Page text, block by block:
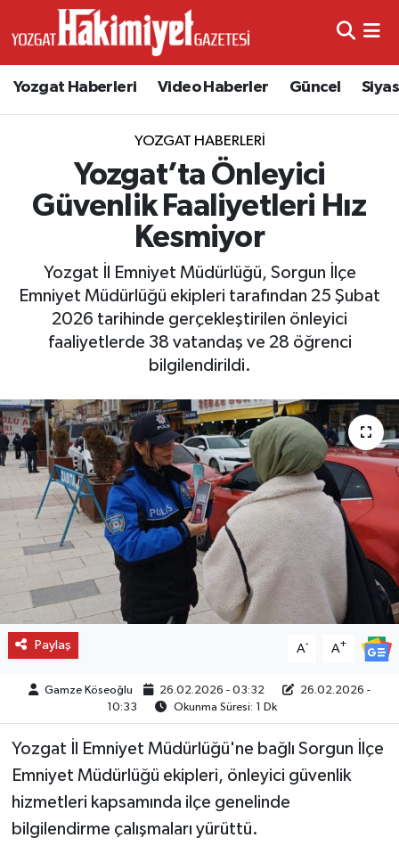
Yozgat Haberleri Video Haberler Güncel
YOZGAT HABERLERI
Yozgat’ta Önleyici
Güvenlik Faaliyetleri Hız
Kesmiyor
Yozgat İl Emniyet Müdürlüğü, Sorgun İlçe
Emniyet Müdürlüğü ekipleri tarafından 25 Şubat
2026 tarihinde gerçekleştirilen önleyici
faaliyetlerde 38 vatandaş ve 28 öğrenci
bilgilendirildi.
Paylaş A- A+
Gamze Köseoğlu 26.02.2026 - 03:32
26.02.2026 -
10:33
Okunma Süresi: 1 Dk
Yozgat İl Emniyet Müdürlüğü'ne bağlı Sorgun İlçe
Emniyet Müdürlüğü ekipleri, önleyici güvenlik
hizmetleri kapsamında ilçe genelinde
bilgilendirme çalışmaları yürüttü.